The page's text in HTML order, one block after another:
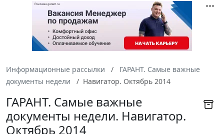
Информационные рассылки
ГАРАНТ. Самые важные
документы недели
Навигатор. Октябрь 2014
ГАРАНТ. Самые важные
документы недели. Навигатор.
Октябрь 2014